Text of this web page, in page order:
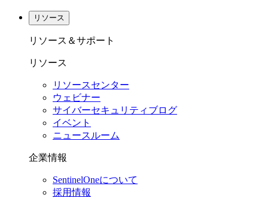
リソース
リソース＆サポート
リソース
リソースセンター
ウェビナー
サイバーセキュリティブログ
イベント
ニュースルーム
企業情報
SentinelOneについて
採用情報